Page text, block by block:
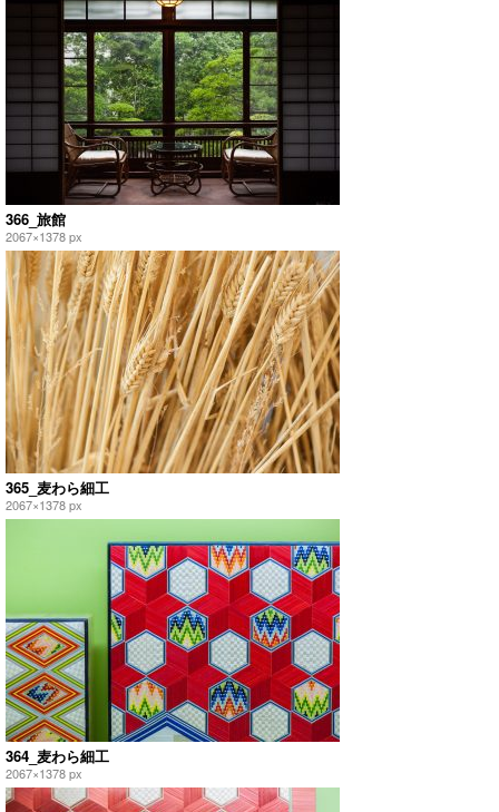
366_旅館
2067×1378 px
365_麦わら細工
2067×1378 px
364_麦わら細工
2067×1378 px